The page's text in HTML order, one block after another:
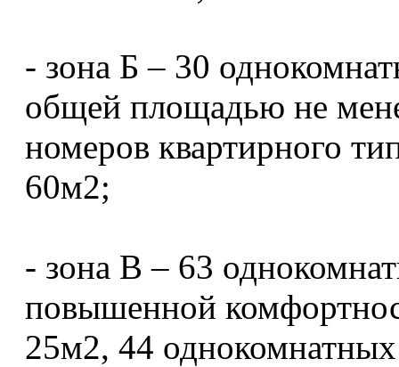
- зона Б – 30
общей площадью не
номеров квартирного
60м2;
- зона В – 63
повышенной
25м2, 44